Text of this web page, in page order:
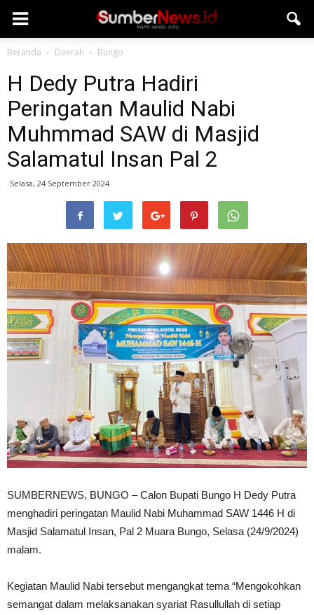
Beranda Daerah Bungo
H Dedy Putra Hadiri
Peringatan Maulid Nabi
Muhmmad SAW di Masjid
Salamatul Insan Pal 2
Selasa, 24 September 2024
SUMBERNEWS, BUNGO – Calon Bupati Bungo H Dedy Putra
menghadiri peringatan Maulid Nabi Muhammad SAW 1446 H di
Masjid Salamatul Insan, Pal 2 Muara Bungo, Selasa (24/9/2024)
malam.
Kegiatan Maulid Nabi tersebut mengangkat tema “Mengokohkan
semangat dalam melaksanakan syariat Rasullullah di setiap